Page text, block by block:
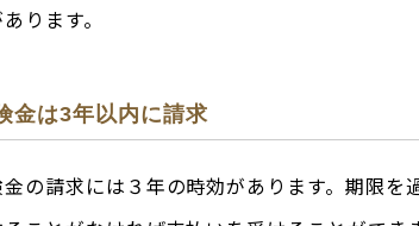
ります。
金は3年以内に請求
の請求には３年の時効があります。期限を